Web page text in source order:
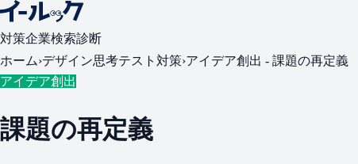
対策企業検索診断
ホーム›デザイン思考テスト対策›アイデア創出 - 課題の再定義
アイデア創出
課題の再定義